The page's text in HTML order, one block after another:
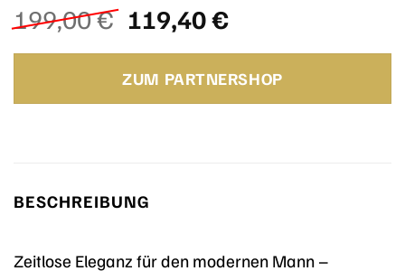
199,00€ Ursprünglicher
Preis
war:
199,00 €
119,40€Aktueller
ist:
119,40 €.
ZUM PARTNERSHOP
BESCHREIBUNG
Zeitlose Eleganz für den modernen Mann –